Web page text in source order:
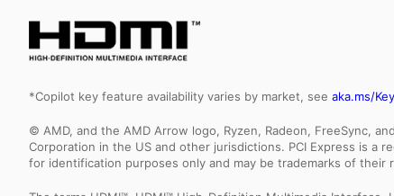
*Copilot key feature availability varies by market, see aka.ms/
© AMD, and the AMD Arrow logo, Ryzen, Radeon, FreeSync,
Corporation in the US and other jurisdictions. PCI Express is a
for identification purposes only and may be trademarks of their